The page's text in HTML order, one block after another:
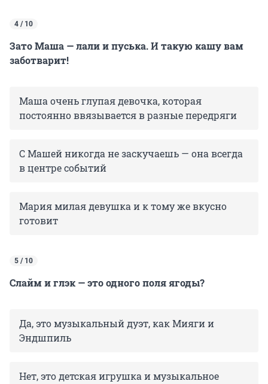
4 / 10
Зато Маша — лали и пуська. И такую кашу вам
заботварит!
Маша очень глупая девочка, которая
постоянно ввязывается в разные передряги
С Машей никогда не заскучаешь — она всегда
в центре событий
Мария милая девушка и к тому же вкусно
готовит
5 / 10
Слайм и глэк — это одного поля ягоды?
Да, это музыкальный дуэт, как Мияги и
Эндшпиль
Нет, это детская игрушка и музыкальное